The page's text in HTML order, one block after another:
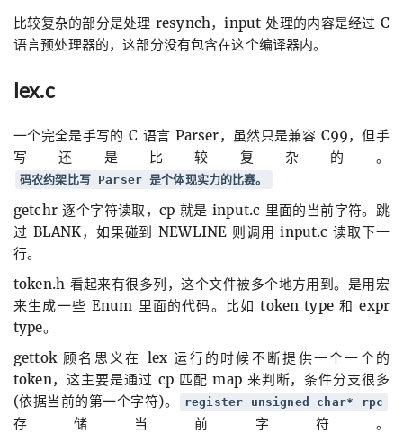
比较复杂的部分是处理 resynch，input 处理的内容是经过 C
语言预处理器的，这部分没有包含在这个编译器内。
lex.c
一个完全是手写的 C 语言 Parser，虽然只是兼容 C99，但手
写还是比较复杂的。
码农约架比写 Parser 是个体现实力的比赛。
getchr 逐个字符读取，cp 就是 input.c 里面的当前字符。跳
过 BLANK，如果碰到 NEWLINE 则调用 input.c 读取下一
行。
token.h 看起来有很多列，这个文件被多个地方用到。是用宏
来生成一些 Enum 里面的代码。比如 token type 和 expr
type。
gettok 顾名思义在 lex 运行的时候不断提供一个一个的
token，这主要是通过 cp 匹配 map 来判断，条件分支很多
(依据当前的第一个字符)。
register unsigned char* rpc
存储当前字符。